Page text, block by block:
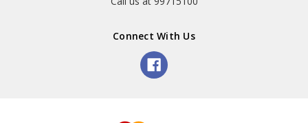
Connect With Us